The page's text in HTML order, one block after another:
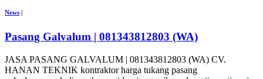
News
Pasang Galvalum | 081343812803 (WA)
JASA PASANG GALVALUM | 081343812803 (WA) CV.
HANAN TEKNIK kontraktor harga tukang pasang